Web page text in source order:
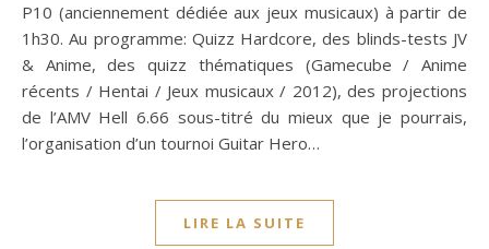
P10 (anciennement dédiée aux jeux musicaux) à partir de
1h30. Au programme: Quizz Hardcore, des blinds-tests JV
& Anime, des quizz thématiques (Gamecube / Anime
récents / Hentai / Jeux musicaux / 2012), des projections
de l’AMV Hell 6.66 sous-titré du mieux que je pourrais,
l’organisation d’un tournoi Guitar Hero…
LIRE LA SUITE